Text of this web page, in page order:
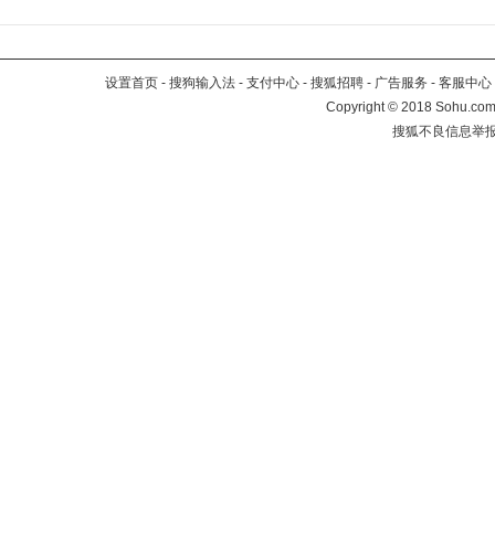
设置首页 - 搜狗输入法 - 支付中心 - 搜狐招聘 - 广告服务 - 客服中心
Copyright©2018
搜狐不良信息举